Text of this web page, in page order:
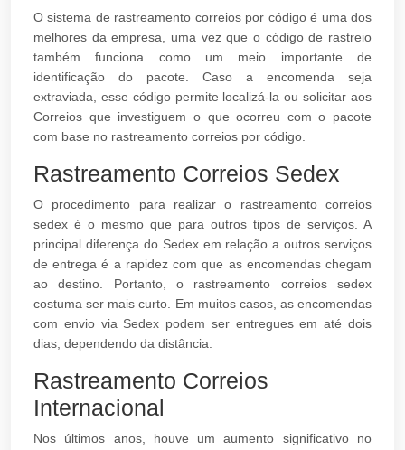
O sistema de rastreamento correios por código é uma dos
melhores da empresa, uma vez que o código de rastreio
também funciona como um meio importante de
identificação do pacote. Caso a encomenda seja
extraviada, esse código permite localizá-la ou solicitar aos
Correios que investiguem o que ocorreu com o pacote
com base no rastreamento correios por código.
Rastreamento Correios Sedex
O procedimento para realizar o rastreamento correios
sedex é o mesmo que para outros tipos de serviços. A
principal diferença do Sedex em relação a outros serviços
de entrega é a rapidez com que as encomendas chegam
ao destino. Portanto, o rastreamento correios sedex
costuma ser mais curto. Em muitos casos, as encomendas
com envio via Sedex podem ser entregues em até dois
dias, dependendo da distância.
Rastreamento Correios
Internacional
Nos últimos anos, houve um aumento significativo no